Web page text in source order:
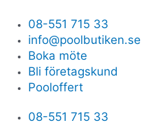
08-551 715 33
info@poolbutiken.se
Boka möte
Bli företagskund
Pooloffert
08-551 715 33